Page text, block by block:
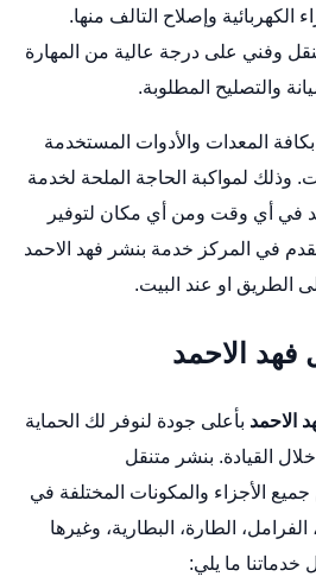
وإصلاح التالف منها.
وفني على درجة عالية من المهارة
والتصليح المطلوبة.
المعدات والأدوات المستخدمة
لمواكبة الحاجة الملحة لخدمة
في أي وقت ومن أي مكان لتوفير
في المركز خدمة بنشر فهد الاحمد
الطريق او عند البيت.
فهد الاحمد
الاحمد بأعلى جودة لنوفر لك الحماية
القيادة. بنشر متنقل
الأجزاء والمكونات المختلفة في
الطارة، البطارية، وغيرها
خدماتنا ما يلي: